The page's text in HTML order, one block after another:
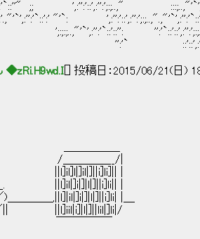
;; ',:'':'::',:'':';:;..,"
"'`:
◆zRi.H9wd.I [] 投稿日：2015/06/21(日)
＿__/|
|
||l]il|]i|]|l|]||i]li|| |
＿＿＿,||l]|il|]i|]|l|]||i]li| |＿
||l]iil|i]|l|]||lil|]li|/
ノ／ ￣￣￣￣￣